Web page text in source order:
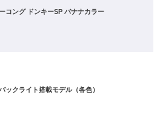
コング ドンキーSP バナナカラー
ックライト搭載モデル（各色）